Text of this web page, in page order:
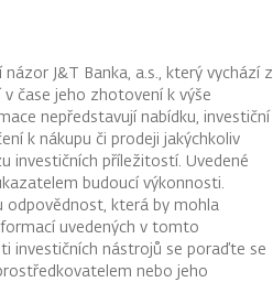
J&T Banka, a.s., který vychází z
čase jeho zhotovení k výše
nepředstavují nabídku, investiční
k nákupu či prodeji jakýchkoliv
investičních příležitostí. Uvedené
budoucí výkonnosti.
odpovědnost, která by mohla
uvedených v tomto
investičních nástrojů se poraďte se
nebo jeho